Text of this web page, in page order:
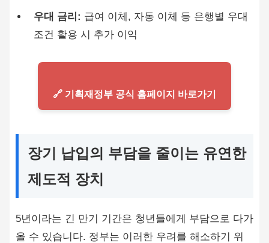
우대 금리: 급여 이체, 자동 이체 등 은행별 우대
조건 활용 시 추가 이익
🔗 기획재정부 공식 홈페이지 바로가기
장기 납입의 부담을 줄이는 유연한
제도적 장치
5년이라는 긴 만기 기간은 청년들에게 부담으로 다가
올 수 있습니다. 정부는 이러한 우려를 해소하기 위